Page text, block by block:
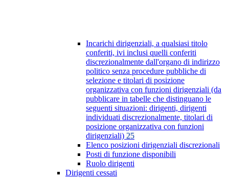
Incarichi dirigenziali, a qualsiasi titolo
conferiti, ivi inclusi quelli conferiti
discrezionalmente dall'organo di indirizzo
politico senza procedure pubbliche di
selezione e titolari di posizione
organizzativa con funzioni dirigenziali (da
pubblicare in tabelle che distinguano le
seguenti situazioni: dirigenti, dirigenti
individuati discrezionalmente, titolari di
posizione organizzativa con funzioni
dirigenziali) 25
Elenco posizioni dirigenziali discrezionali
Posti di funzione disponibili
Ruolo dirigenti
Dirigenti cessati